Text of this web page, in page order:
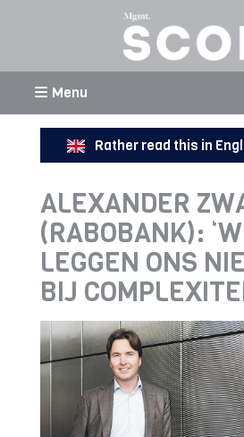
Menu
Rather read this in
ALEXANDER
(RABOBANK):
LEGGEN ONS
BIJ